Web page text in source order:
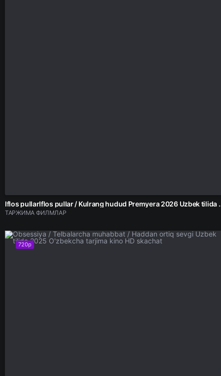
Iflos pullarIflos pullar /
ТАРЖИМА ФИЛМЛАР
720p